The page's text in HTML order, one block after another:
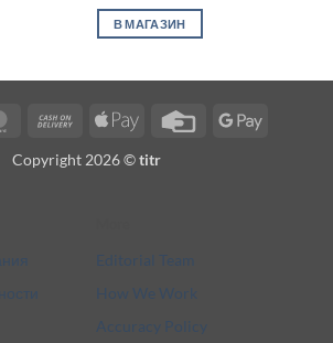
В МАГАЗИН
MasterCardCash
Delivery
Apple
Credit
Google
Copyright 2026 ©titr
Editorial Team
How We Work
Accuracy Policy